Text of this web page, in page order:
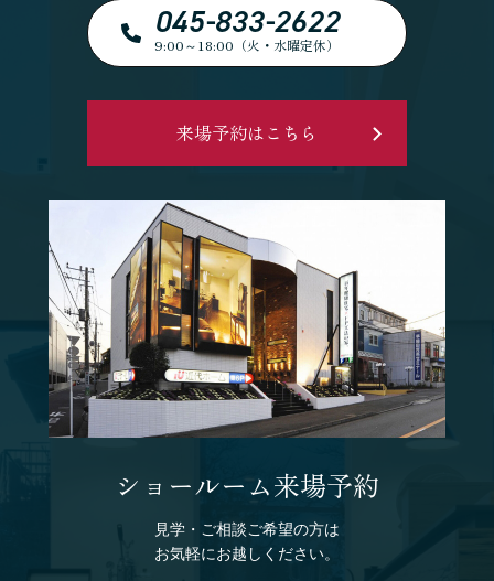
045-833-2622
9:00～18:00（火・水曜定休）
来場予約はこちら
ショールーム来場予約
見学・ご相談ご希望の方は
お気軽にお越しください。